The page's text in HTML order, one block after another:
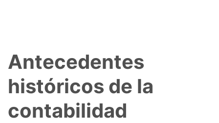
Antecedentes
históricos de la
contabilidad